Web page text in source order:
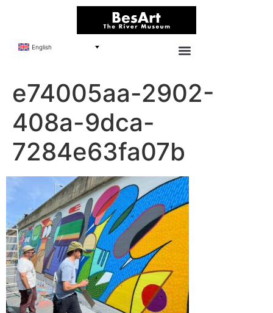
English
e74005aa-2902-
408a-9dca-
7284e63fa07b